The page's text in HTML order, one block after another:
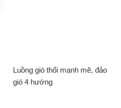
Luồng gió thổi mạnh mẽ, đảo
gió 4 hướng